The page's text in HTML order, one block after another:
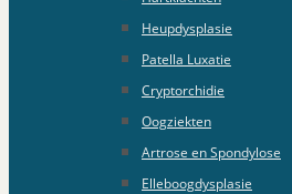
Heupdysplasie
Patella Luxatie
Cryptorchidie
Oogziekten
Artrose en Spondylose
Elleboogdysplasie